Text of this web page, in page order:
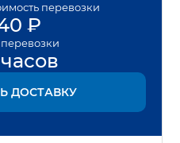
перевозки
₽
ДОСТАВКУ